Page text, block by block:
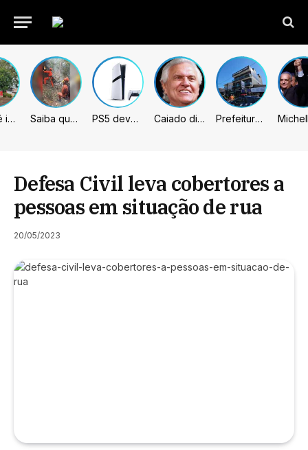
Sumaré inicia retirada de murtas para combater doença que ameaça a citricultura Saiba quem são as 4 vítimas de queda de helicóptero no Rio de Janeiro PS5 deve receber melhorias no PSSR com nova atualização de sistema Caiado diz que “governa” com emendas e julga facções terroristas Prefeitura de Sumaré inaugura nova subsede da GCM na Área Cura
Defesa Civil leva cobertores a
pessoas em situação de rua
20/05/2023